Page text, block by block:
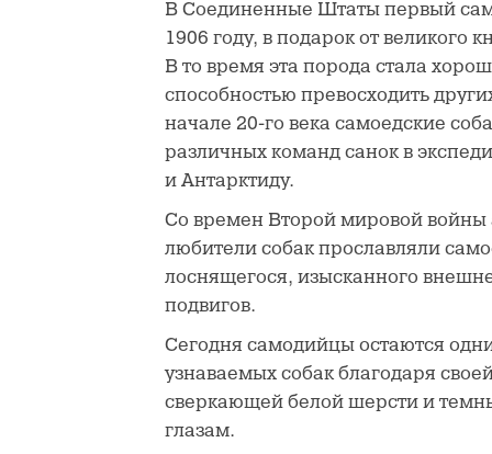
В Соединенные Штаты первый
1906 году, в подарок от великого
В то время эта порода стала
способностью превосходить
начале 20-го века самоедские
различных команд санок в
и Антарктиду.
Со времен Второй мировой войны
любители собак прославляли
лоснящегося, изысканного
подвигов.
Сегодня самодийцы остаются
узнаваемых собак благодаря
сверкающей белой шерсти и
глазам.